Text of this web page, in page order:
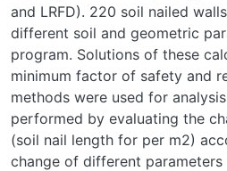
and LRFD). 220 soil nailed
different soil and geometric
program. Solutions of these
minimum factor of safety and
methods were used for
performed by evaluating the
(soil nail length for per m2)
change of different